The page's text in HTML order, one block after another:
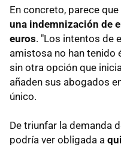
En concreto, parece que
una indemnización de
euros. "Los intentos de
amistosa no han tenido
sin otra opción que
añaden sus abogados
único.
De triunfar la demanda
podría ver obligada a